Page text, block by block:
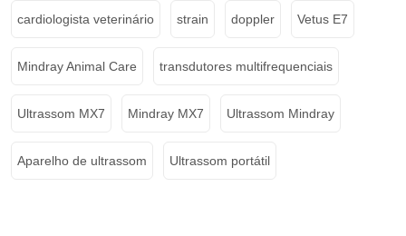
cardiologista veterinário strain doppler Vetus E7
Mindray Animal Care transdutores multifrequenciais
Ultrassom MX7 Mindray MX7 Ultrassom Mindray
Aparelho de ultrassom Ultrassom portátil